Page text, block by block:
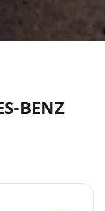
BENZ